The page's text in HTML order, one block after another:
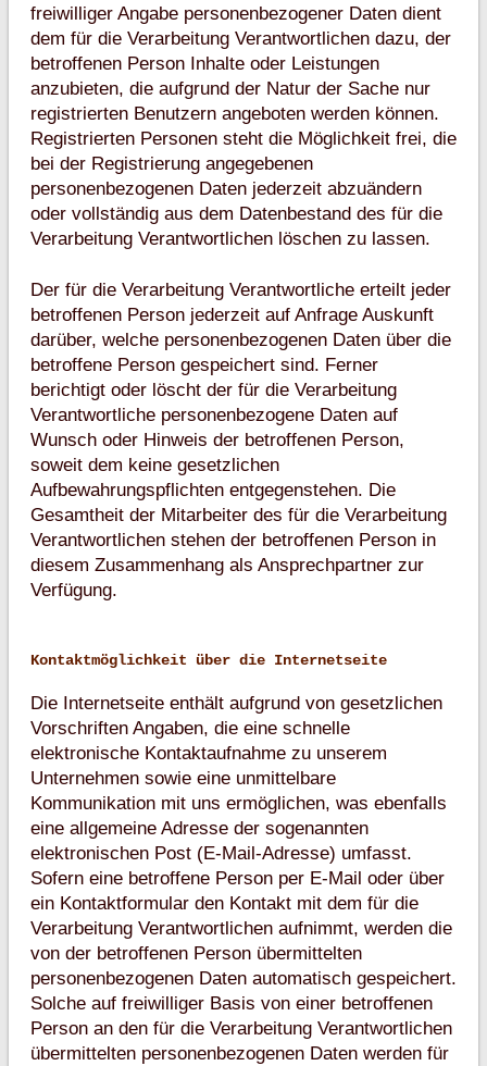
freiwilliger Angabe personenbezogener Daten dient
dem für die Verarbeitung Verantwortlichen dazu, der
betroffenen Person Inhalte oder Leistungen
anzubieten, die aufgrund der Natur der Sache nur
registrierten Benutzern angeboten werden können.
Registrierten Personen steht die Möglichkeit frei, die
bei der Registrierung angegebenen
personenbezogenen Daten jederzeit abzuändern
oder vollständig aus dem Datenbestand des für die
Verarbeitung Verantwortlichen löschen zu lassen.
Der für die Verarbeitung Verantwortliche erteilt jeder
betroffenen Person jederzeit auf Anfrage Auskunft
darüber, welche personenbezogenen Daten über die
betroffene Person gespeichert sind. Ferner
berichtigt oder löscht der für die Verarbeitung
Verantwortliche personenbezogene Daten auf
Wunsch oder Hinweis der betroffenen Person,
soweit dem keine gesetzlichen
Aufbewahrungspflichten entgegenstehen. Die
Gesamtheit der Mitarbeiter des für die Verarbeitung
Verantwortlichen stehen der betroffenen Person in
diesem Zusammenhang als Ansprechpartner zur
Verfügung.
Kontaktmöglichkeit über die Internetseite
Die Internetseite enthält aufgrund von gesetzlichen
Vorschriften Angaben, die eine schnelle
elektronische Kontaktaufnahme zu unserem
Unternehmen sowie eine unmittelbare
Kommunikation mit uns ermöglichen, was ebenfalls
eine allgemeine Adresse der sogenannten
elektronischen Post (E-Mail-Adresse) umfasst.
Sofern eine betroffene Person per E-Mail oder über
ein Kontaktformular den Kontakt mit dem für die
Verarbeitung Verantwortlichen aufnimmt, werden die
von der betroffenen Person übermittelten
personenbezogenen Daten automatisch gespeichert.
Solche auf freiwilliger Basis von einer betroffenen
Person an den für die Verarbeitung Verantwortlichen
übermittelten personenbezogenen Daten werden für